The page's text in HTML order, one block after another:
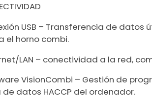
USB – Transferencia de datos
el horno combi.
LAN – conectividad a la red,
VisionCombi – Gestión de
de datos HACCP del ordenador.